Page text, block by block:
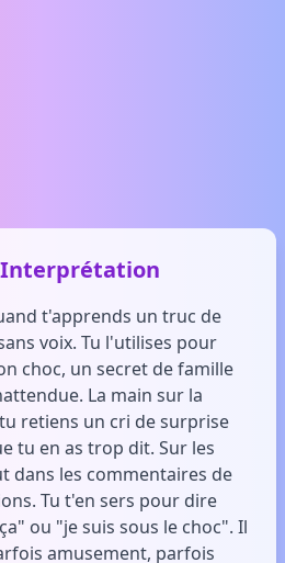
t'apprends un truc de
voix. Tu l'utilises pour
choc, un secret de famille
La main sur la
retiens un cri de surprise
tu en as trop dit. Sur les
dans les commentaires de
Tu t'en sers pour dire
ou "je suis sous le choc". Il
amusement, parfois